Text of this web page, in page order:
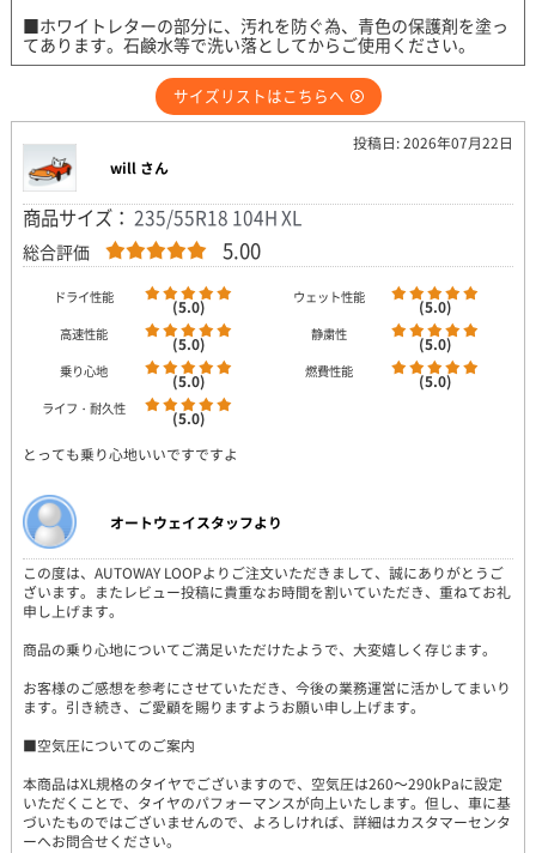
■ホワイトレターの部分に、汚れを防ぐ為、青色の保護剤を塗っ
てあります。石鹸水等で洗い落としてからご使用ください。
サイズリストはこちらへ
投稿日: 2026年07月22日
will さん
商品サイズ： 235/55R18 104H XL
総合評価 5.00
ドライ性能 (5.0) ウェット性能 (5.0)
高速性能 (5.0) 静粛性 (5.0)
乗り心地 (5.0) 燃費性能 (5.0)
ライフ・耐久性
(5.0)
とっても乗り心地いいですですよ
オートウェイスタッフより
この度は、AUTOWAY LOOPよりご注文いただきまして、誠にありがとうご
ざいます。またレビュー投稿に貴重なお時間を割いていただき、重ねてお礼
申し上げます。
商品の乗り心地についてご満足いただけたようで、大変嬉しく存じます。
お客様のご感想を参考にさせていただき、今後の業務運営に活かしてまいり
ます。引き続き、ご愛顧を賜りますようお願い申し上げます。
■空気圧についてのご案内
本商品はXL規格のタイヤでございますので、空気圧は260～290kPaに設定
いただくことで、タイヤのパフォーマンスが向上いたします。但し、車に基
づいたものではございませんので、よろしければ、詳細はカスタマーセンタ
ーへお問合せください。